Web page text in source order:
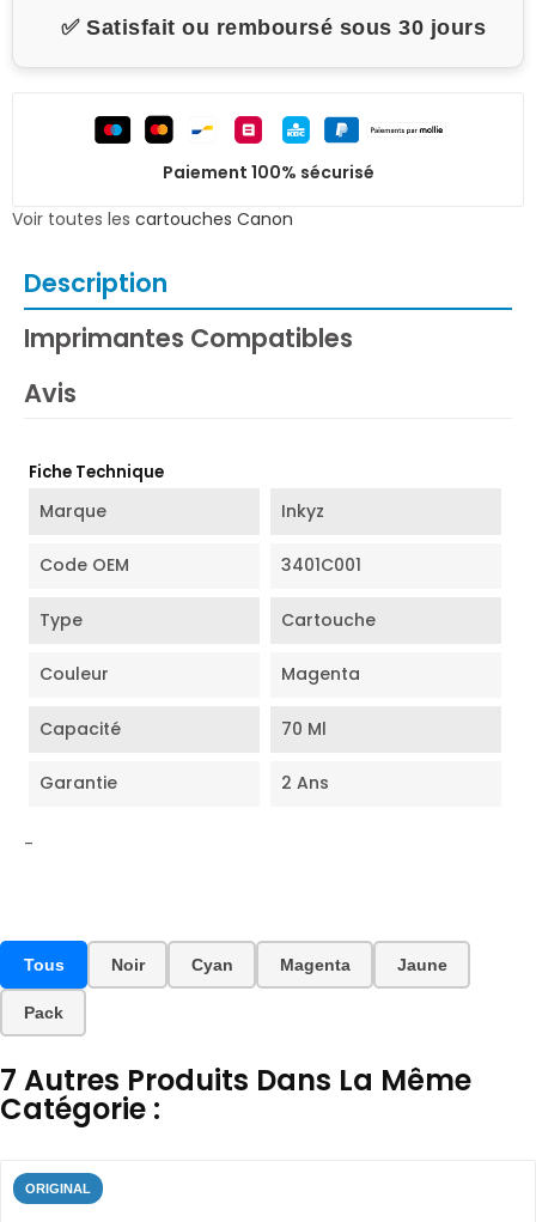
✅ Satisfait ou remboursé sous 30 jours
Paiement 100% sécurisé
Voir toutes les cartouches Canon
Description
Imprimantes Compatibles
Avis
Fiche Technique
Marque Inkyz
Code OEM 3401C001
Type Cartouche
Couleur Magenta
Capacité 70 Ml
Garantie 2 Ans
-
Tous Noir Cyan Magenta Jaune
Pack
7 Autres Produits Dans La Même
Catégorie :
ORIGINAL